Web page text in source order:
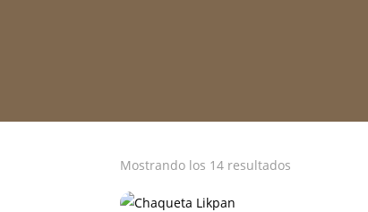
Mostrando los 14 resultados